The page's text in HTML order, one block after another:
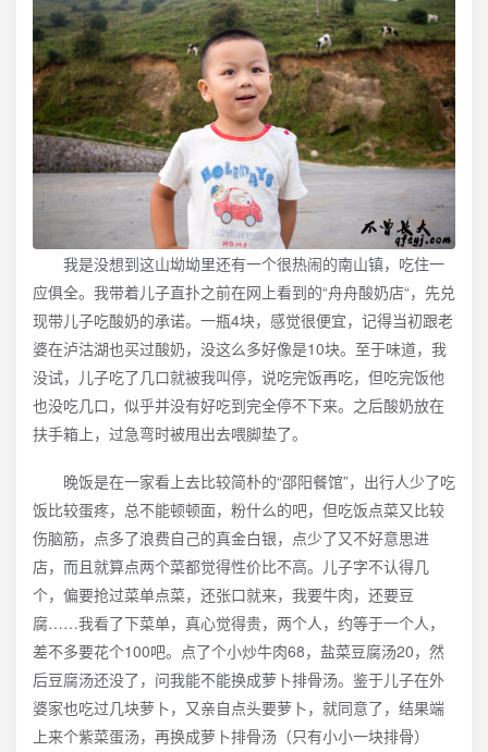
我是没想到这山坳坳里还有一个很热闹的南山镇，吃住一
应俱全。我带着儿子直扑之前在网上看到的“舟舟酸奶店“，先兑
现带儿子吃酸奶的承诺。一瓶4块，感觉很便宜，记得当初跟老
婆在泸沽湖也买过酸奶，没这么多好像是10块。至于味道，我
没试，儿子吃了几口就被我叫停，说吃完饭再吃，但吃完饭他
也没吃几口，似乎并没有好吃到完全停不下来。之后酸奶放在
扶手箱上，过急弯时被甩出去喂脚垫了。
晚饭是在一家看上去比较简朴的“邵阳餐馆”，出行人少了吃
饭比较蛋疼，总不能顿顿面，粉什么的吧，但吃饭点菜又比较
伤脑筋，点多了浪费自己的真金白银，点少了又不好意思进
店，而且就算点两个菜都觉得性价比不高。儿子字不认得几
个，偏要抢过菜单点菜，还张口就来，我要牛肉，还要豆
腐……我看了下菜单，真心觉得贵，两个人，约等于一个人，
差不多要花个100吧。点了个小炒牛肉68，盐菜豆腐汤20，然
后豆腐汤还没了，问我能不能换成萝卜排骨汤。鉴于儿子在外
婆家也吃过几块萝卜，又亲自点头要萝卜，就同意了，结果端
上来个紫菜蛋汤，再换成萝卜排骨汤（只有小小一块排骨）